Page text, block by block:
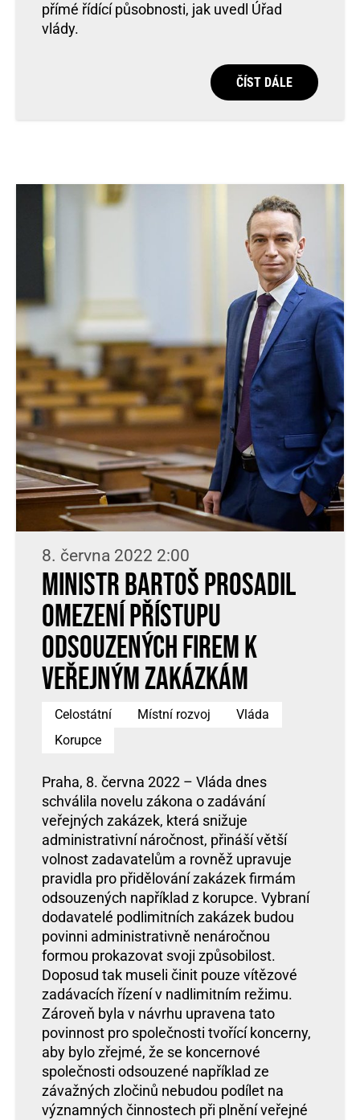
přímé řídící působnosti, jak uvedl Úřad
vlády.
ČÍST DÁLE
8. června 2022 2:00
Ministr Bartoš prosadil
omezení přístupu
odsouzených firem k
veřejným zakázkám
Celostátní Místní rozvoj
Vláda
Korupce
Praha, 8. června 2022 – Vláda dnes
schválila novelu zákona o zadávání
veřejných zakázek, která snižuje
administrativní náročnost, přináší větší
volnost zadavatelům a rovněž upravuje
pravidla pro přidělování zakázek firmám
odsouzených například z korupce. Vybraní
dodavatelé podlimitních zakázek budou
povinni administrativně nenáročnou
formou prokazovat svoji způsobilost.
Doposud tak museli činit pouze vítězové
zadávacích řízení v nadlimitním režimu.
Zároveň byla v návrhu upravena tato
povinnost pro společnosti tvořící koncerny,
aby bylo zřejmé, že se koncernové
společnosti odsouzené například ze
závažných zločinů nebudou podílet na
významných činnostech při plnění veřejné